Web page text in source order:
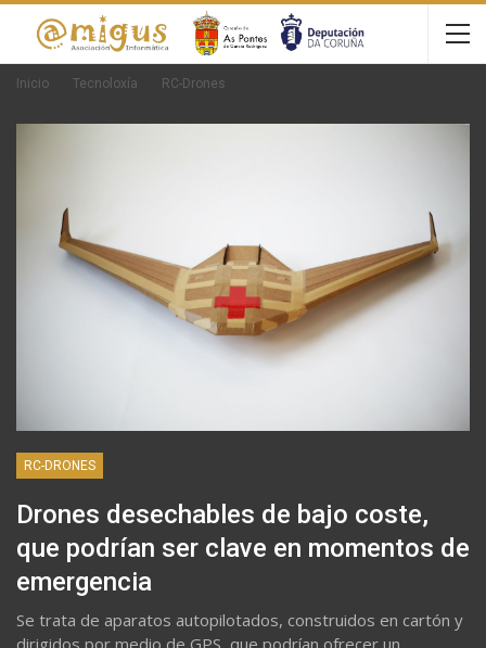
Inicio Tecnoloxía RC-Drones
RC-DRONES
Drones desechables de bajo coste,
que podrían ser clave en momentos de
emergencia
Se trata de aparatos autopilotados, construidos en cartón y
dirigidos por medio de GPS, que podrían ofrecer un